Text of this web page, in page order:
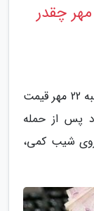
قیمت لیر ترکیه امروز دوشنبه 22 مهر چقدر
به گزارش آخرین خبر، خبرنگاران؛ امروز دوشنبه 22 مهر قیمت
پس از حمله
شیب کمی،